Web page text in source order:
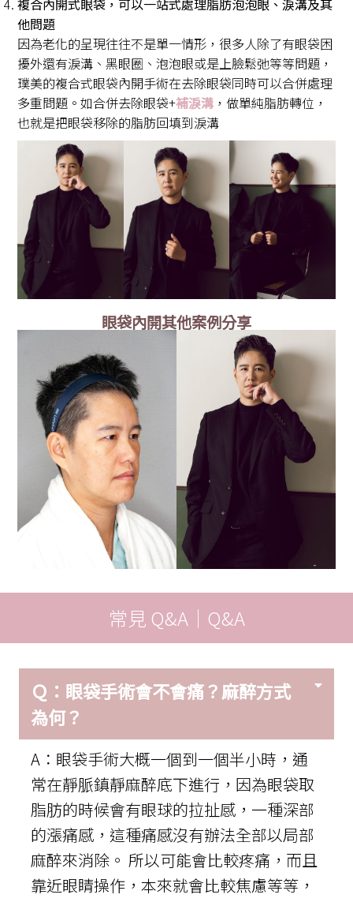
複合內開式眼袋，可以一站式處理脂肪泡泡眼、淚溝及其
他問題
因為老化的呈現往往不是單一情形，很多人除了有眼袋困
擾外還有淚溝、黑眼圈、泡泡眼或是上臉鬆弛等等問題，
璞美的複合式眼袋內開手術在去除眼袋同時可以合併處理
多重問題。如合併去除眼袋+補淚溝 ，做單純脂肪轉位，
也就是把眼袋移除的脂肪回填到淚溝
眼袋內開其他案例分享
常見 Q&A｜Q&A
Ｑ：眼袋手術會不會痛？麻醉方式
為何？
A：眼袋手術大概一個到一個半小時，通
常在靜脈鎮靜麻醉底下進行，因為眼袋取
脂肪的時候會有眼球的拉扯感，一種深部
的漲痛感，這種痛感沒有辦法全部以局部
麻醉來消除。 所以可能會比較疼痛，而且
靠近眼睛操作，本來就會比較焦慮等等，